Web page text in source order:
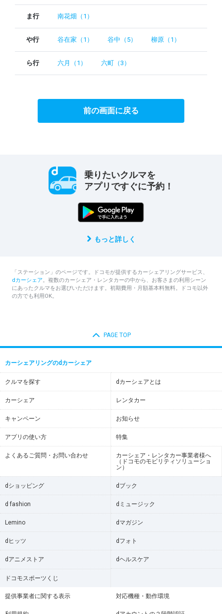
ま行 南花畑（1）
や行 谷在家（1） 谷中（5） 柳原（1）
ら行 六月（1） 六町（3）
前の画面に戻る
乗りたいクルマを
アプリですぐに予約！
もっと詳しく
「ステーション」のページです。ドコモが提供するカーシェアリングサービス、
dカーシェア。複数のカーシェア・レンタカーの中から、お客さまの利用シーン
にあったクルマをお選びいただけます。初期費用・月額基本料無料。ドコモ以外
の方でも利用OK。
PAGE TOP
カーシェアリングのdカーシェア
クルマを探す dカーシェアとは
カーシェア レンタカー
キャンペーン お知らせ
アプリの使い方 特集
よくあるご質問・お問い合わせ
カーシェア・レンタカー事業者様へ
（ドコモのモビリティソリューショ
ン）
dショッピング dブック
d fashion dミュージック
Lemino dマガジン
dヒッツ dフォト
dアニメストア dヘルスケア
ドコモスポーツくじ
提供事業者に関する表示 対応機種・動作環境